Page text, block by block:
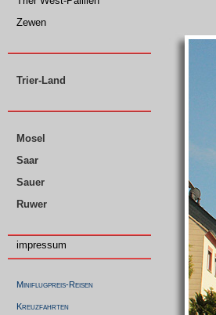
Zewen
Trier-Land
Mosel
Saar
Sauer
Ruwer
impressum
Miniflugpreis-Reisen
Kreuzfahrten